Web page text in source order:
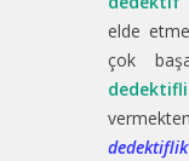
elde
çok